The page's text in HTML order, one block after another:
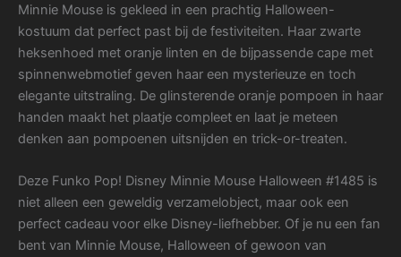
Minnie Mouse is gekleed in een prachtig Halloween-
kostuum dat perfect past bij de festiviteiten. Haar zwarte
heksenhoed met oranje linten en de bijpassende cape met
spinnenwebmotief geven haar een mysterieuze en toch
elegante uitstraling. De glinsterende oranje pompoen in haar
handen maakt het plaatje compleet en laat je meteen
denken aan pompoenen uitsnijden en trick-or-treaten.
Deze Funko Pop! Disney Minnie Mouse Halloween #1485 is
niet alleen een geweldig verzamelobject, maar ook een
perfect cadeau voor elke Disney-liefhebber. Of je nu een fan
bent van Minnie Mouse, Halloween of gewoon van